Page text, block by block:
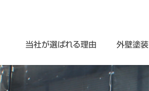
当社が選ばれる理由 外壁塗装